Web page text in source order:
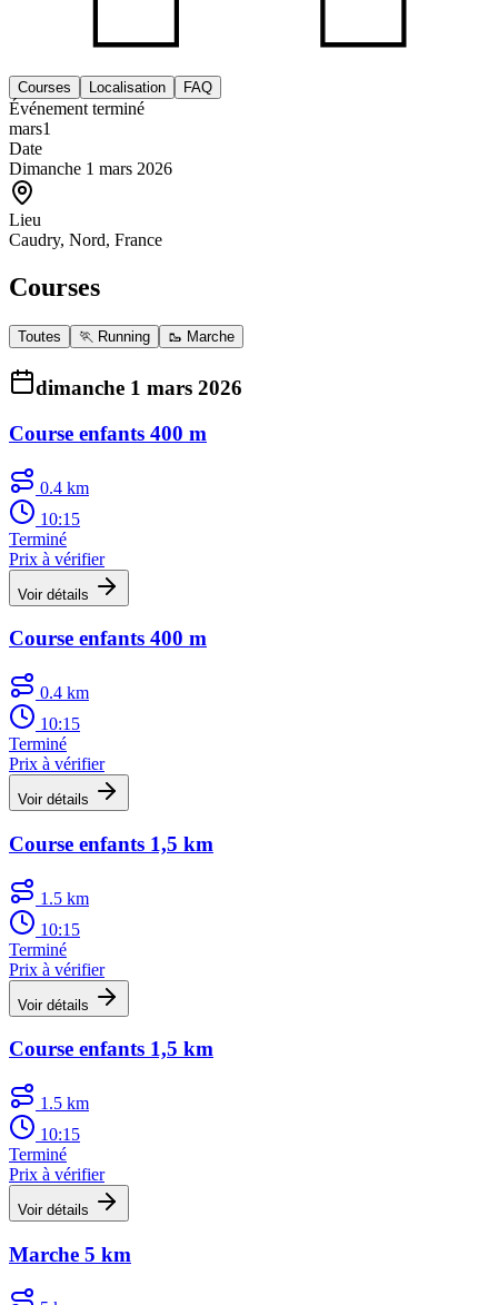
Courses Localisation FAQ
Événement terminé
mars1
Date
Dimanche 1 mars 2026
Lieu
Caudry, Nord, France
Courses
Toutes 🏃 Running 🥾 Marche
dimanche 1 mars 2026
Course enfants 400 m
0.4 km
10:15
Terminé
Prix à vérifier
Voir détails
Course enfants 400 m
0.4 km
10:15
Terminé
Prix à vérifier
Voir détails
Course enfants 1,5 km
1.5 km
10:15
Terminé
Prix à vérifier
Voir détails
Course enfants 1,5 km
1.5 km
10:15
Terminé
Prix à vérifier
Voir détails
Marche 5 km